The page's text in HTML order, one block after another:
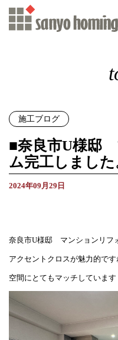
施工ブログ
■奈良市U様邸
ム完工しました
2024年09月29日
奈良市U様邸 マンションリフ
アクセントクロスが魅力的です
空間にとてもマッチしています